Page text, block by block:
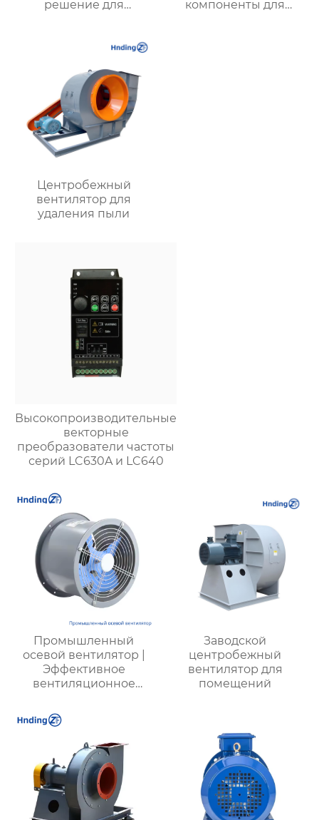
решение для
энергосбережения
компоненты для
Центробежный
вентилятор для
удаления пыли
Высокопроизводительные
векторные
преобразователи частоты
серий LC630A и LC640
Промышленный
осевой вентилятор |
Эффективное
вентиляционное
фабрик, шахт,
энергетики
Заводской
центробежный
вентилятор для
помещений